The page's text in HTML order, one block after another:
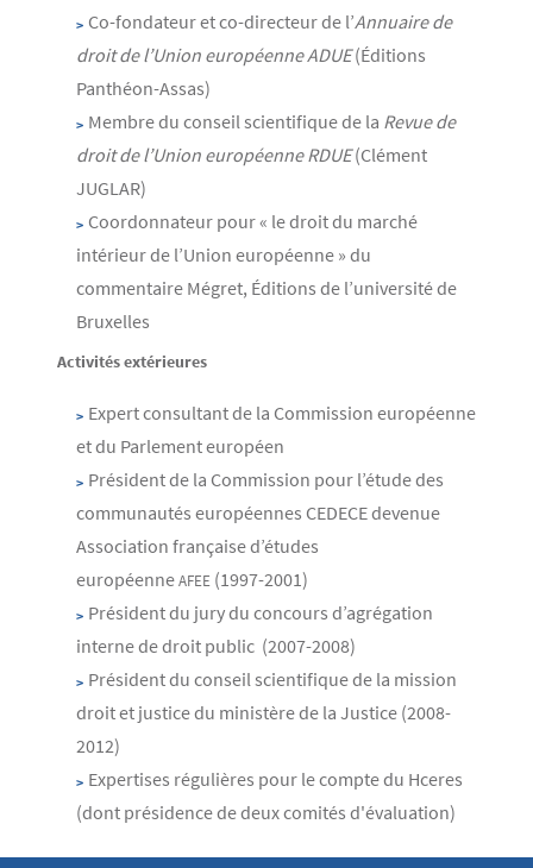
Co-fondateur et co-directeur de l’Annuaire de
droit de l’Union européenne ADUE(Éditions
Panthéon-Assas)
Membre du conseil scientifique de la Revue de
droit de l’Union européenne RDUE(Clément
JUGLAR)
Coordonnateur pour « le droit du marché
intérieur de l’Union européenne » du
commentaire Mégret, Éditions de l’université de
Bruxelles
Activités extérieures
Expert consultant de la Commission européenne
et du Parlement européen
Président de la Commission pour l’étude des
communautés européennes CEDECE devenue
Association française d’études
européenneAFEE (1997-2001)
Président du jury du concours d’agrégation
interne de droit public (2007-2008)
Président du conseil scientifique de la mission
droit et justice du ministère de la Justice (2008-
2012)
Expertises régulières pour le compte du Hceres
(dont présidence de deux comités d'évaluation)